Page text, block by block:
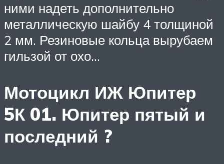
ними надеть дополнительно
металлическую шайбу 4 толщиной
2 мм. Резиновые кольца вырубаем
гильзой от охо…
Мотоцикл ИЖ Юпитер
5К 01. Юпитер пятый и
последний ?